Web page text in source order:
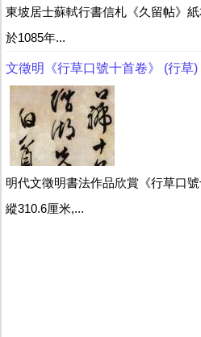
東坡居士蘇軾行書信札《久留帖》
於1085年...
文徵明《行草口號十首卷》 (行草)
明代文徵明書法作品欣賞《行草口
縱310.6厘米,...